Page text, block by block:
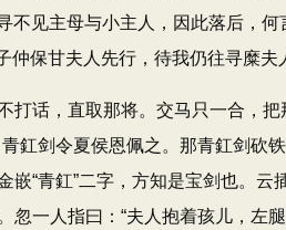
见主母与小主人，因此落后，
仲保甘夫人先行，待我仍往寻糜夫
，直取那将。交马只一合，把
釭剑令夏侯恩佩之。那青釭剑砍
“青釭”二字，方知是宝剑也。云
一人指曰：“夫人抱着孩儿，左